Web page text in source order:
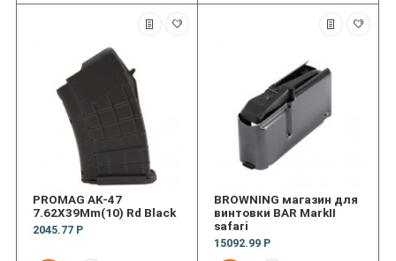
PROMAG AK-47
7.62X39Mm(10) Rd Black
2045.77 Р
BROWNING магазин для
винтовки BAR MarkII
safari
15092.99 Р